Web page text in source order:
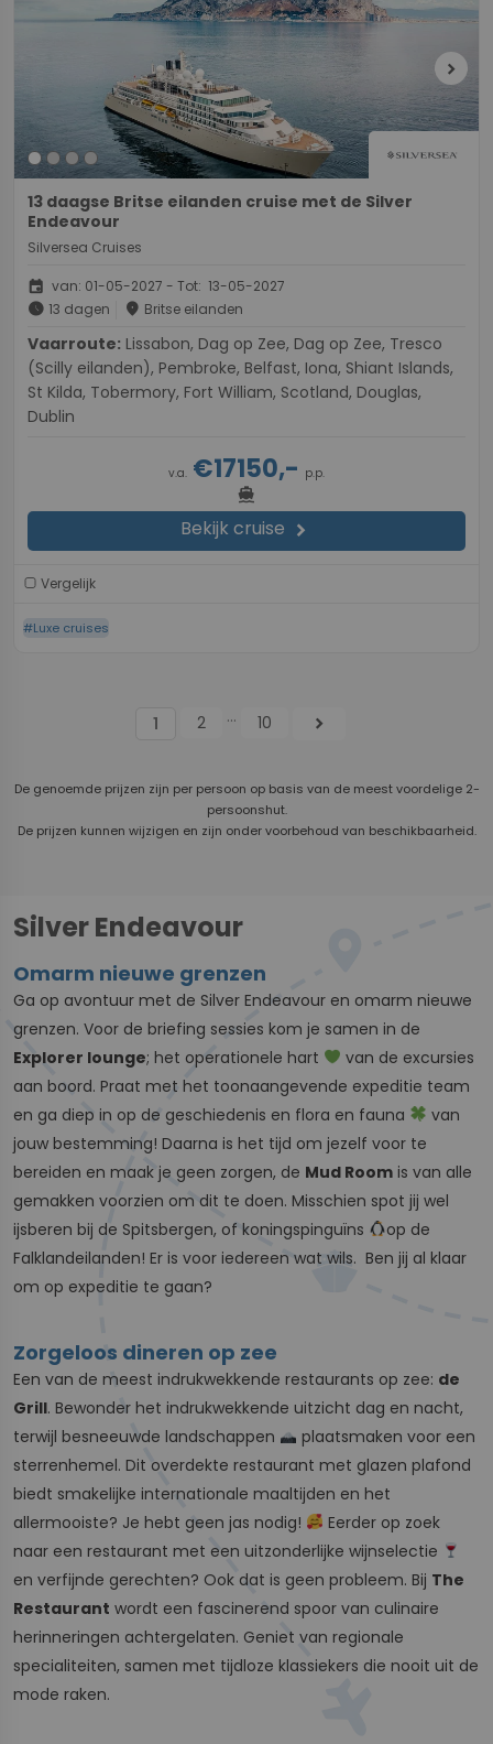
chevron_right
13 daagse Britse eilanden cruise met de Silver
Endeavour
Silversea Cruises
event van: 01-05-2027 - Tot: 13-05-2027
schedule 13 dagen place Britse eilanden
Vaarroute:
(Scilly eilanden), Pembroke, Belfast, Iona, Shiant Islands,
St Kilda, Tobermory, Fort William, Scotland, Douglas,
Dublin
v.a. €17150,- p.p.
directions_boat
Bekijk cruise chevron_right
Vergelijk
#Luxe cruises
1 2 ... 10 chevron_right
De genoemde prijzen zijn per persoon op basis van de meest voordelige 2-
persoonshut.
De prijzen kunnen wijzigen en zijn onder voorbehoud van beschikbaarheid.
Silver Endeavour
Omarm nieuwe grenzen
Ga op avontuur met de Silver Endeavour en omarm nieuwe
grenzen. Voor de briefing sessies kom je samen in de
Explorer lounge; het operationele hart
van de excursies
aan boord. Praat met het toonaangevende expeditie team
en ga diep in op de geschiedenis en flora en fauna
van
jouw bestemming! Daarna is het tijd om jezelf voor te
bereiden en maak je geen zorgen, de Mud Room is van alle
gemakken voorzien om dit te doen. Misschien spot jij wel
ijsberen bij de Spitsbergen, of koningspinguïns
op de
Falklandeilanden! Er is voor iedereen wat wils. Ben jij al klaar
om op expeditie te gaan?
Zorgeloos dineren op zee
Een van de meest indrukwekkende restaurants op zee: de
Grill. Bewonder het indrukwekkende uitzicht dag en nacht,
terwijl besneeuwde landschappen
plaatsmaken voor een
sterrenhemel. Dit overdekte restaurant met glazen plafond
biedt smakelijke internationale maaltijden en het
allermooiste? Je hebt geen jas nodig!
Eerder op zoek
naar een restaurant met een uitzonderlijke wijnselectie
en verfijnde gerechten? Ook dat is geen probleem. Bij The
Restaurant wordt een fascinerend spoor van culinaire
herinneringen achtergelaten. Geniet van regionale
specialiteiten, samen met tijdloze klassiekers die nooit uit de
mode raken.